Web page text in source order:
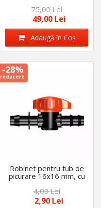
75,00 Lei
49,00 Lei
Adaugă în Coş
-28%
reducere
Robinet pentru tub de
picurare 16x16 mm, cu
4,00 Lei
2,90 Lei